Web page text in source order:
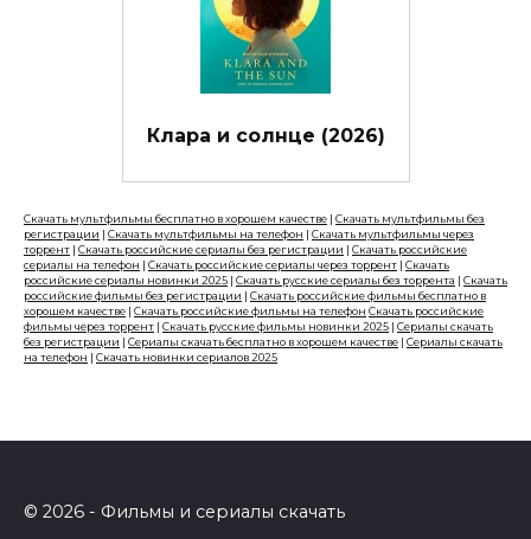
Клара и солнце (2026)
Скачать мультфильмы бесплатно в хорошем качестве | Скачать мультфильмы без
регистрации | Скачать мультфильмы на телефон | Скачать мультфильмы через
торрент | Скачать российские сериалы без регистрации | Скачать российские
сериалы на телефон | Скачать российские сериалы через торрент | Скачать
российские сериалы новинки 2025 | Скачать русские сериалы без торрента | Скачать
российские фильмы без регистрации | Скачать российские фильмы бесплатно в
хорошем качестве | Скачать российские фильмы на телефон Скачать российские
фильмы через торрент | Скачать русские фильмы новинки 2025 | Сериалы скачать
без регистрации | Сериалы скачать бесплатно в хорошем качестве | Сериалы скачать
на телефон | Скачать новинки сериалов 2025
© 2026 - Фильмы и сериалы скачать